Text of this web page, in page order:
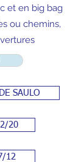
et en big bag
ou chemins,
SAULO
20
12